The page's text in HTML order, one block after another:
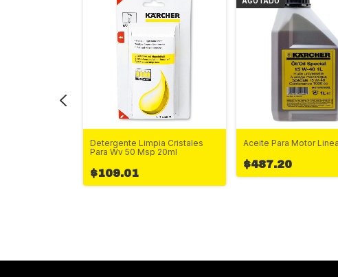
Detergente Limpia Cristales
Para Wv 50 Msp 20ml
$109.01
Aceite Para Motor
$487.20